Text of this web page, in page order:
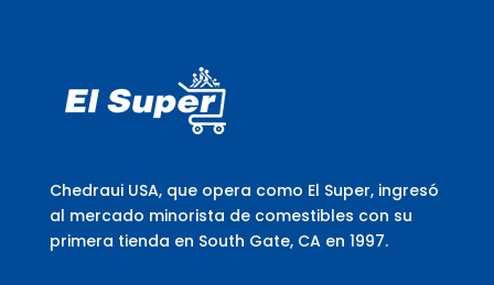
Chedraui USA, que opera como El Super, ingresó
al mercado minorista de comestibles con su
primera tienda en South Gate, CA en 1997.